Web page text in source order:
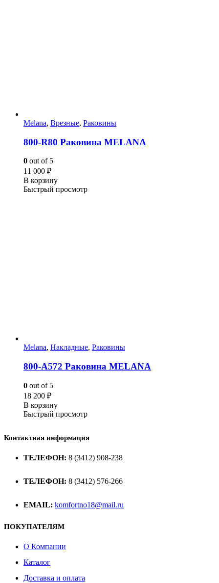
Melana, Врезные, Раковины
800-R80 Раковина MELANA
0 out of 5
11 000 ₽
В корзину
Быстрый просмотр
Melana, Накладные, Раковины
800-А572 Раковина MELANA
0 out of 5
18 200 ₽
В корзину
Быстрый просмотр
Контактная информация
ТЕЛЕФОН: 8 (3412) 908-238
ТЕЛЕФОН: 8 (3412) 576-266
EMAIL: komfortno18@mail.ru
ПОКУПАТЕЛЯМ
О Компании
Каталог
Доставка и оплата